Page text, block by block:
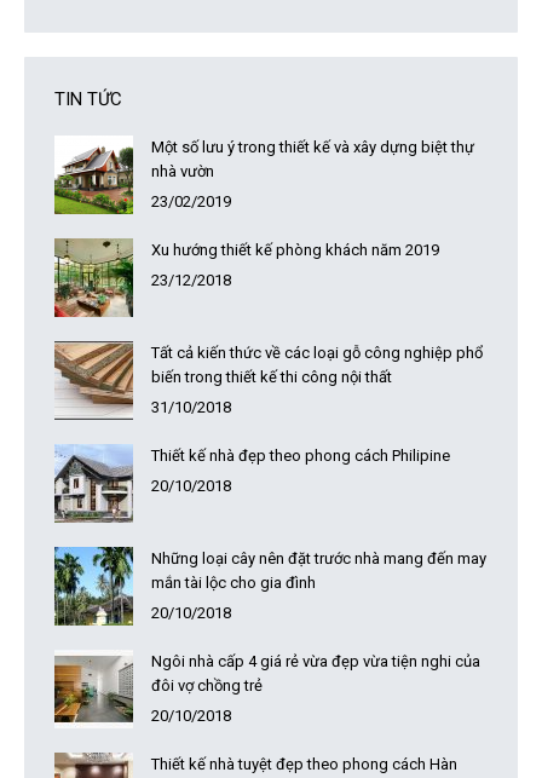
TIN TỨC
Một số lưu ý trong thiết kế và xây dựng biệt thự
nhà vườn
23/02/2019
Xu hướng thiết kế phòng khách năm 2019
23/12/2018
Tất cả kiến thức về các loại gỗ công nghiệp phổ
biến trong thiết kế thi công nội thất
31/10/2018
Thiết kế nhà đẹp theo phong cách Philipine
20/10/2018
Những loại cây nên đặt trước nhà mang đến may
mắn tài lộc cho gia đình
20/10/2018
Ngôi nhà cấp 4 giá rẻ vừa đẹp vừa tiện nghi của
đôi vợ chồng trẻ
20/10/2018
Thiết kế nhà tuyệt đẹp theo phong cách Hàn